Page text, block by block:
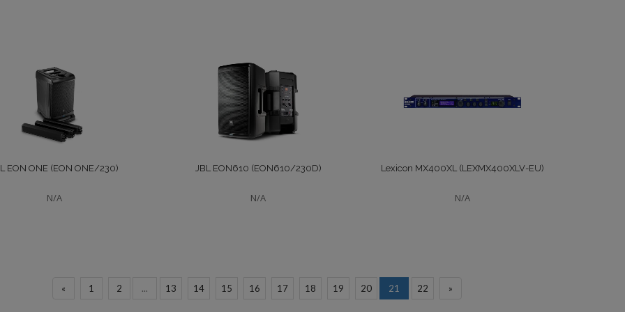
EON ONE (EON ONE/230)
N/A
JBL EON610 (EON610/230D)
N/A
Lexicon MX400XL (LEXMX400XLV-EU)
N/A
« 1 2 ... 13 14 15 16 17 18 19 20 21 22 »